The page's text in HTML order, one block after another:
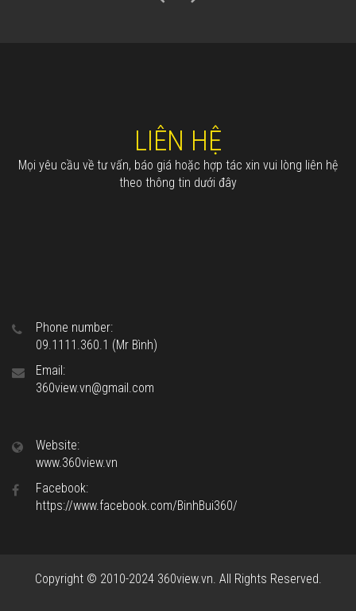
LIÊN HỆ
Mọi yêu cầu về tư vấn, báo giá hoặc hợp tác xin vui lòng liên hệ
theo thông tin dưới đây
Phone number:
09.1111.360.1 (Mr Bình)
Email:
360view.vn@gmail.com
Website:
www.360view.vn
Facebook:
https://www.facebook.com/BinhBui360/
Copyright © 2010-2024 360view.vn. All Rights Reserved.